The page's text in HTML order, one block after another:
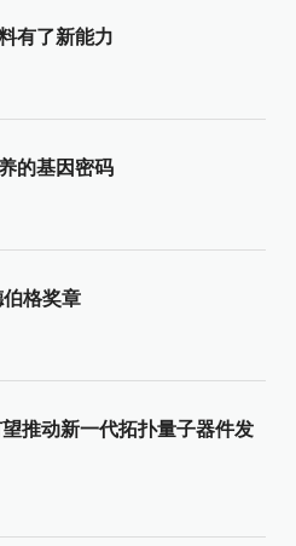
有了新能力
的基因密码
伯格奖章
推动新一代拓扑量子器件发